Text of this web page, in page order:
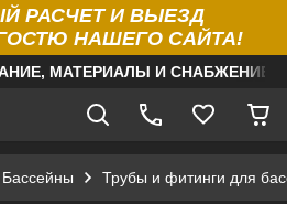
РАСЧЕТ И ВЫЕЗД
НАШЕГО САЙТА!
МАТЕРИАЛЫ И
Бассейны Трубы и фитинги для